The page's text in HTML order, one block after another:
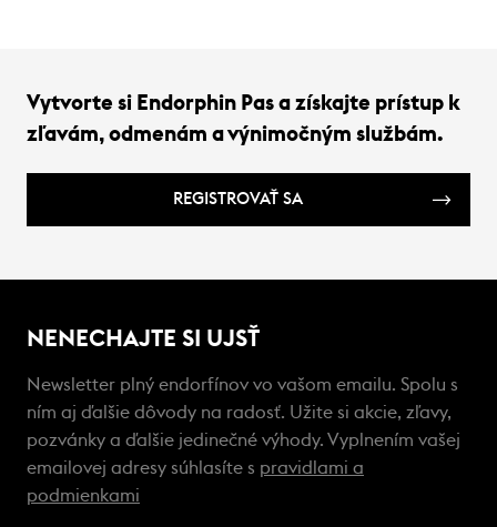
Vytvorte si Endorphin Pas a získajte prístup k
zľavám, odmenám a výnimočným službám.
REGISTROVAŤ SA
NENECHAJTE SI UJSŤ
Newsletter plný endorfínov vo vašom emailu. Spolu s
ním aj ďalšie dôvody na radosť. Užite si akcie, zľavy,
pozvánky a ďalšie jedinečné výhody. Vyplnením vašej
emailovej adresy súhlasíte s pravidlami a
podmienkami